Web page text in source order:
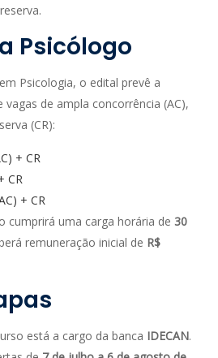
Psicólogo
Psicologia, o edital prevê a
vagas de ampla concorrência (AC),
(CR):
+ CR
CR
+ CR
cumprirá uma carga horária de 30
remuneração inicial de R$
está a cargo da banca IDECAN.